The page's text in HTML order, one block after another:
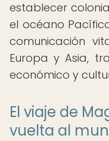
establecer
el océano
comunicación
Europa y Asia,
económico y
El viaje de
vuelta al